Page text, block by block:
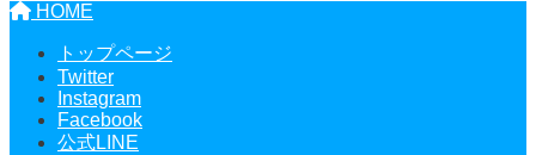
HOME
トップページ
Twitter
Instagram
Facebook
公式LINE